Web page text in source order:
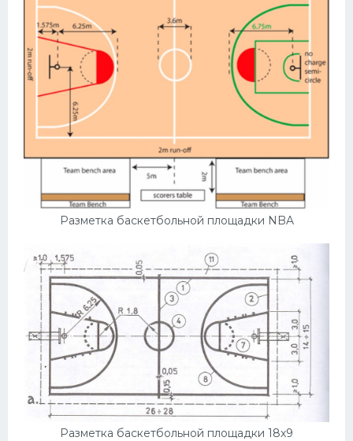
Разметка баскетбольной площадки NBA
Разметка баскетбольной площадки 18х9